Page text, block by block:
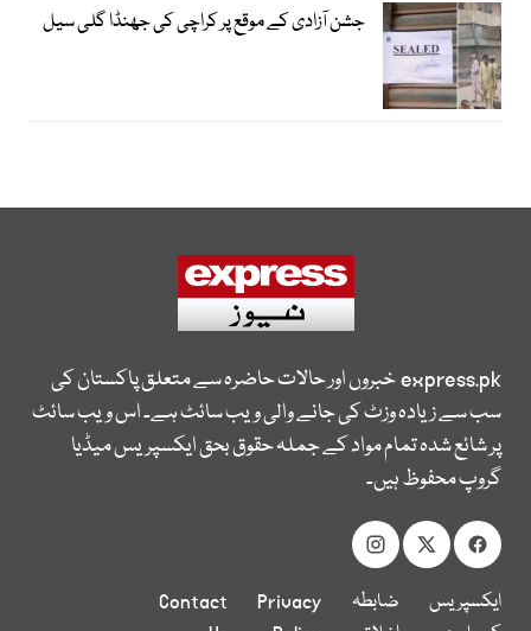
جشن آزادی کے موقع پر کراچی کی جھنڈا گلی سیل
express.pkخبروں اور حالات حاضرہ سے متعلق پاکستان کی
سب سے زیادہ وزٹ کی جانے والی ویب سائٹ ہے۔ اس ویب سائٹ
پر شائع شدہ تمام مواد کے جملہ حقوق بحق ایکسپریس میڈیا
گروپ محفوظ ہیں۔
ایکسپریس
ضابطہ
Privacy
Contact